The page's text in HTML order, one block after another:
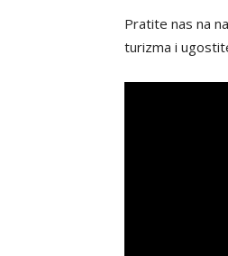
Pratite nas na
turizma i